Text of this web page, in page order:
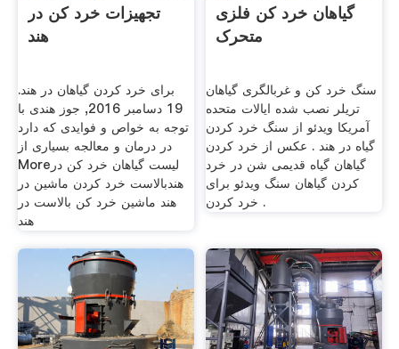
تجهیزات خرد کن در
هند
برای خرد کردن گیاهان در هند.
19 دسامبر 2016, جوز هندی با
توجه به خواص و فوایدی که دارد
در درمان و معالجه بسیاری از
Moreلیست گیاهان خرد کن در
هندبالاست خرد کردن ماشین در
هند ماشین خرد کن بالاست در
هند
گیاهان خرد کن فلزی
متحرک
سنگ خرد کن و غربالگری گیاهان
تریلر نصب شده ایالات متحده
آمریکا ویدئو از سنگ خرد کردن
گیاه در هند . عکس از خرد کردن
گیاهان گیاه قدیمی شن در خرد
کردن گیاهان سنگ ویدئو برای
خرد کردن .